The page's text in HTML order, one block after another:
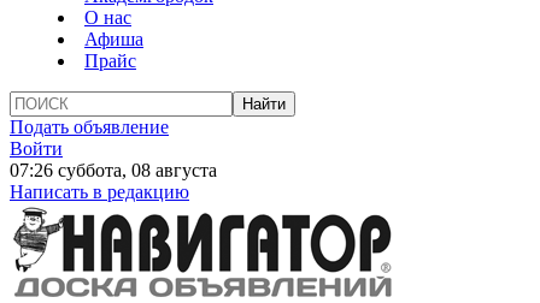
О нас
Афиша
Прайс
Подать объявление
Войти
07:26 суббота, 08 августа
Написать в редакцию